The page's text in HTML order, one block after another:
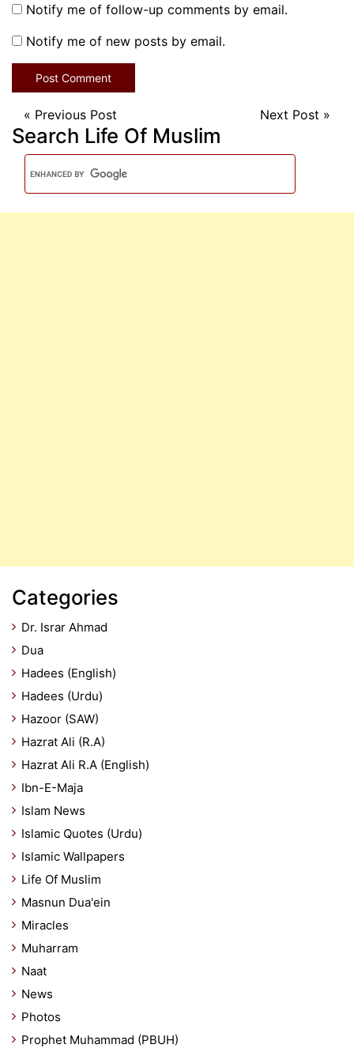
Notify me of follow-up comments by email.
Notify me of new posts by email.
« Previous Post Next Post »
Search Life Of Muslim
Categories
Dr. Israr Ahmad
Dua
Hadees (English)
Hadees (Urdu)
Hazoor (SAW)
Hazrat Ali (R.A)
Hazrat Ali R.A (English)
Ibn-E-Maja
Islam News
Islamic Quotes (Urdu)
Islamic Wallpapers
Life Of Muslim
Masnun Dua'ein
Miracles
Muharram
Naat
News
Photos
Prophet Muhammad (PBUH)